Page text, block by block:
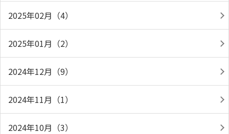
2025年02月（4）
2025年01月（2）
2024年12月（9）
2024年11月（1）
2024年10月（3）